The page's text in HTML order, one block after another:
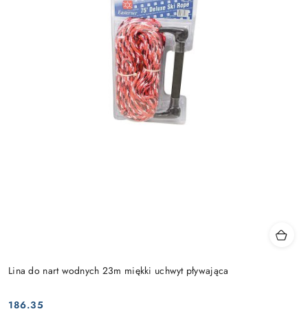
Lina do nart wodnych 23m miękki uchwyt pływająca
186.35